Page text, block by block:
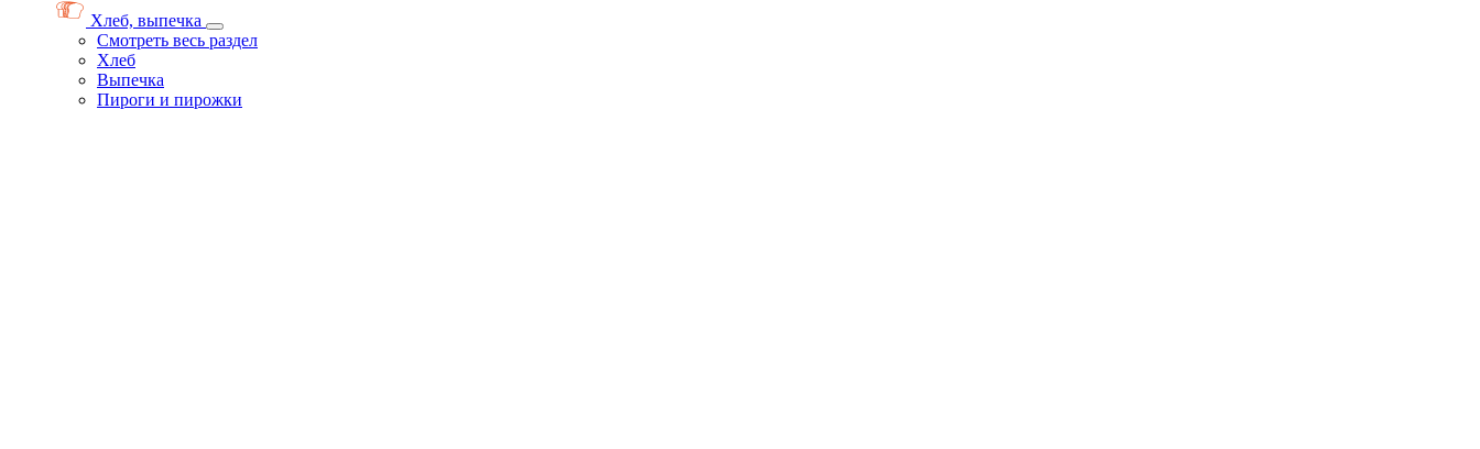
Хлеб, выпечка
Смотреть весь раздел
Хлеб
Выпечка
Пироги и пирожки